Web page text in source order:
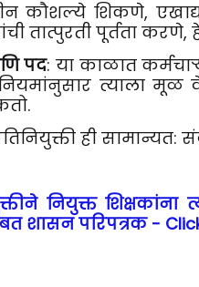
कौशल्ये शिकणे,
तात्पुरती पूर्तता
पद: या काळात
त्याला मूळ
ही
नियुक्त
शासन परिपत्रक -